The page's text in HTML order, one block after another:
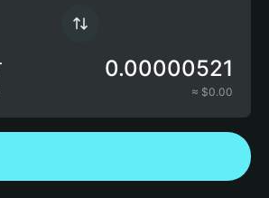
0.00000521
≈ $0.00